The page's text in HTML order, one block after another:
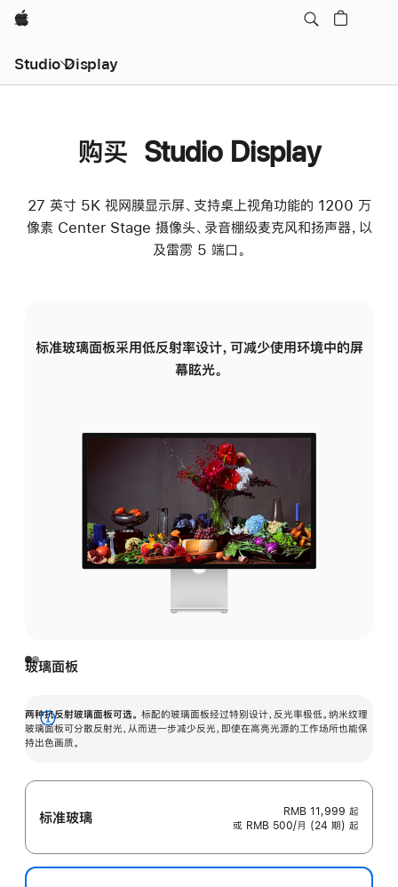
Apple
Studio Display
购买 Studio Display
27 英寸 5K 视网膜显示屏、支持桌上视角功能的 1200 万
像素 Center Stage 摄像头、录音棚级麦克风和扬声器，以
及雷雳 5 端口。
标准玻璃面板采用低反射率设计，可减少使用环境中的屏
幕眩光。
玻璃面板
两种抗反射玻璃面板可选。 标配的玻璃面板经过特别设计，反光率极低。纳米纹理
玻璃面板可分散反射光，从而进一步减少反光，即使在高亮光源的工作场所也能保
持出色画质。
展
开
标准玻璃 RMB 11,999 起
或 RMB 500/月 (24 期) 起